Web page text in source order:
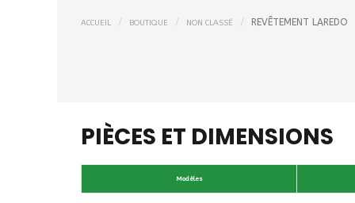
ACCUEIL BOUTIQUE NON CLASSÉ REVÊTEMENT LAREDO
PIÈCES ET DIMENSIONS
Modèles